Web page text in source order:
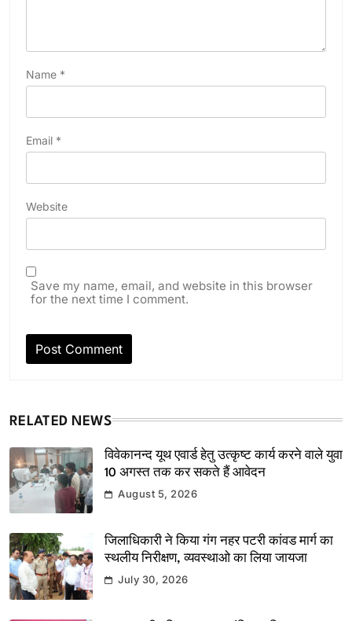
Name *
Email *
Website
Save my name, email, and website in this browser
for the next time I comment.
RELATED NEWS
विवेकानन्द यूथ एवार्ड हेतु उत्कृष्ट कार्य करने वाले युवा
10 अगस्त तक कर सकते हैं आवेदन
August 5, 2026
जिलाधिकारी ने किया गंग नहर पटरी कांवड मार्ग का
स्थलीय निरीक्षण, व्यवस्थाओ का लिया जायजा
July 30, 2026